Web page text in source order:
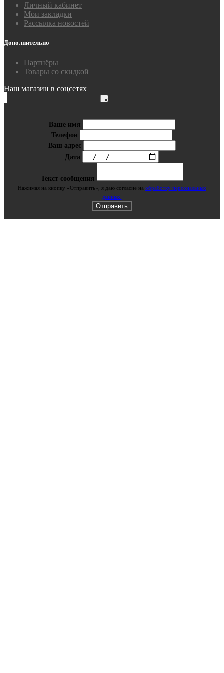
Личный кабинет
Мои закладки
Рассылка новостей
Дополнительно
Партнёры
Товары со скидкой
Наш магазин в соцсетях
×
Ваше имя
Телефон
Ваш адрес
Дата
Текст сообщения
Нажимая на кнопку «Отправить», я даю cогласие на обработку персональных
данных.